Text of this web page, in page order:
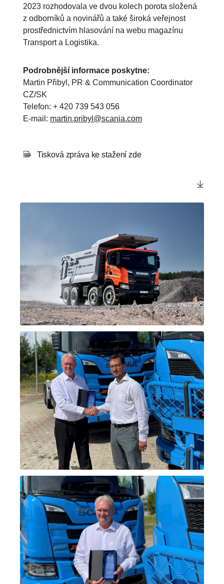
2023 rozhodovala ve dvou kolech porota složená
z odborníků a novinářů a také široká veřejnost
prostřednictvím hlasování na webu magazínu
Transport a Logistika.
Podrobnější informace poskytne:
Martin Přibyl, PR & Communication Coordinator
CZ/SK
Telefon: + 420 739 543 056
E-mail: martin.pribyl@scania.com
Tisková zpráva ke stažení zde